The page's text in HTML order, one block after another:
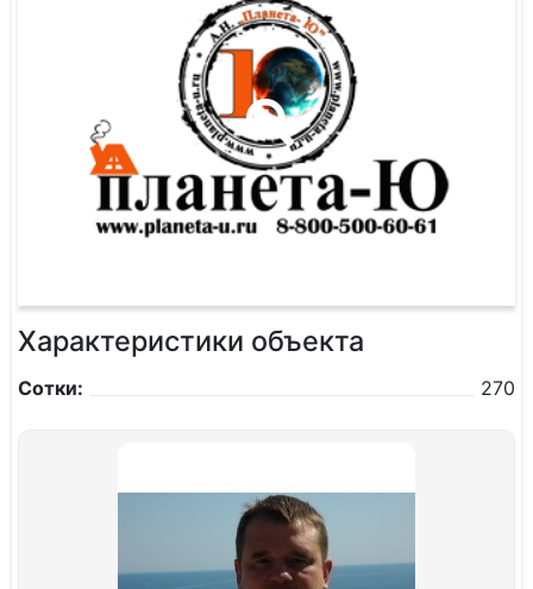
Характеристики объекта
Сотки: 270